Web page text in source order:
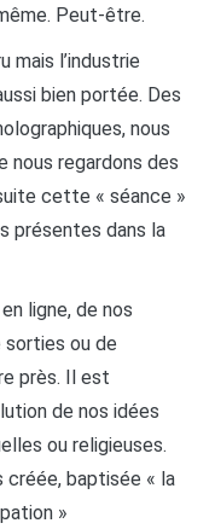
Peut-être.
mais l’industrie
bien portée. Des
nous
nous regardons des
cette « séance »
présentes dans la
ligne, de nos
sorties ou de
près. Il est
de nos idées
ou religieuses.
créée, baptisée « la
»